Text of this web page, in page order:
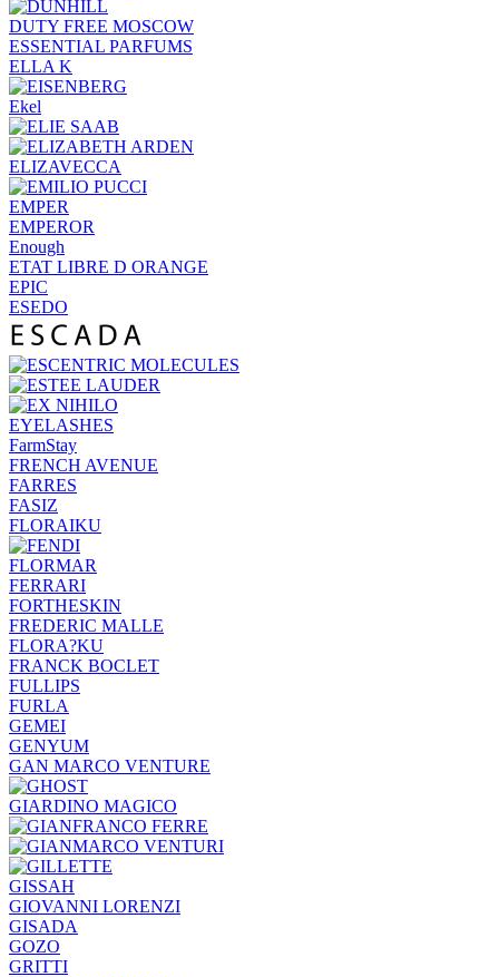
DUTY FREE MOSCOW
ESSENTIAL PARFUMS
ELLA K
Ekel
ELIZAVECCA
EMPER
EMPEROR
Enough
ETAT LIBRE D ORANGE
EPIC
ESEDO
EYELASHES
FarmStay
FRENCH AVENUE
FARRES
FASIZ
FLORAIKU
FLORMAR
FERRARI
FORTHESKIN
FREDERIC MALLE
FLORA?KU
FRANCK BOCLET
FULLIPS
FURLA
GEMEI
GENYUM
GAN MARCO VENTURE
GIARDINO MAGICO
GISSAH
GIOVANNI LORENZI
GISADA
GOZO
GRITTI